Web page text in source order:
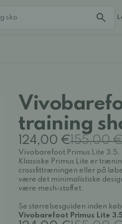
training
124,00 €155,00
Vivobarefoot Primus Lite
Klassiske Primus Lite er
crossfittræningen eller på
være det minimalistiske
være mesh-stoffet.
Se størrelsesguiden inden
Vivobarefoot Primus Lite